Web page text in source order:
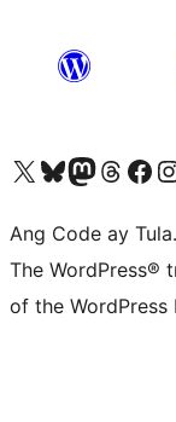
Visit our X (formerly Twitter) account
Bisitahin ang aming Bluesky account
Visit our Mastodon account
Bisitahin ang aming
Visit our
Ang Code ay Tula.
The WordPress®
of the WordPress